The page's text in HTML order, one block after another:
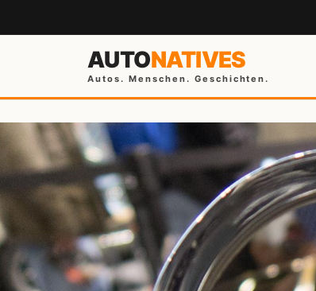
AUTONATIVES
Autos. Menschen. Geschichten.